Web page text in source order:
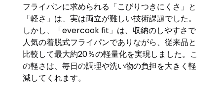
フライパンに求められる「こびりつきにくさ」と
「軽さ」は、実は両立が難しい技術課題でした。
しかし、「evercook fit」は、収納のしやすさで
人気の着脱式フライパンでありながら、従来品と
比較して最大約20％の軽量化を実現しました。こ
の軽さは、毎日の調理や洗い物の負担を大きく軽
減してくれます。